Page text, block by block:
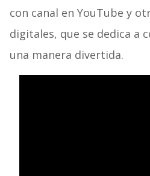
con canal en YouTube y
digitales, que se dedica a
una manera divertida.